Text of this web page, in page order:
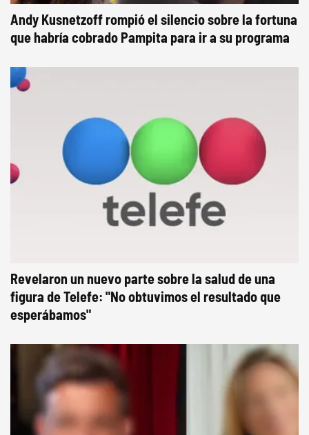
Andy Kusnetzoff rompió el silencio sobre la fortuna
que habría cobrado Pampita para ir a su programa
Revelaron un nuevo parte sobre la salud de una
figura de Telefe: "No obtuvimos el resultado que
esperábamos"